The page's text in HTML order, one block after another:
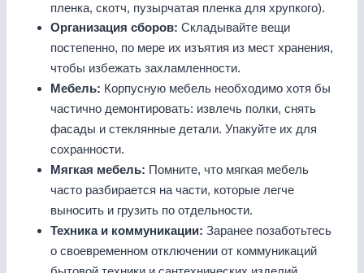
пленка, скотч, пузырчатая пленка для хрупкого).
Организация сборов: Складывайте вещи
постепенно, по мере их изъятия из мест хранения,
чтобы избежать захламленности.
Мебель: Корпусную мебель необходимо хотя бы
частично демонтировать: извлечь полки, снять
фасады и стеклянные детали. Упакуйте их для
сохранности.
Мягкая мебель: Помните, что мягкая мебель
часто разбирается на части, которые легче
выносить и грузить по отдельности.
Техника и коммуникации: Заранее позаботьтесь
о своевременном отключении от коммуникаций